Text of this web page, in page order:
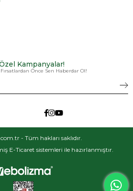
Kampanyalar!
Önce Sen Haberdar Ol!
- Tüm hakları saklıdır.
E-Ticaret sistemleri ile hazırlanmıştır.